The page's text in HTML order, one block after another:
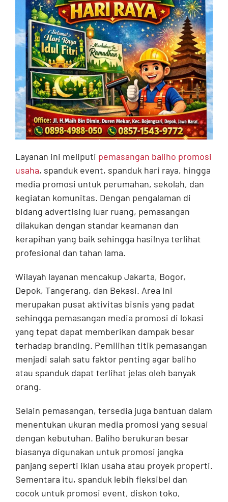
Layanan ini meliputi pemasangan baliho promosi
usaha, spanduk event, spanduk hari raya, hingga
media promosi untuk perumahan, sekolah, dan
kegiatan komunitas. Dengan pengalaman di
bidang advertising luar ruang, pemasangan
dilakukan dengan standar keamanan dan
kerapihan yang baik sehingga hasilnya terlihat
profesional dan tahan lama.
Wilayah layanan mencakup Jakarta, Bogor,
Depok, Tangerang, dan Bekasi. Area ini
merupakan pusat aktivitas bisnis yang padat
sehingga pemasangan media promosi di lokasi
yang tepat dapat memberikan dampak besar
terhadap branding. Pemilihan titik pemasangan
menjadi salah satu faktor penting agar baliho
atau spanduk dapat terlihat jelas oleh banyak
orang.
Selain pemasangan, tersedia juga bantuan dalam
menentukan ukuran media promosi yang sesuai
dengan kebutuhan. Baliho berukuran besar
biasanya digunakan untuk promosi jangka
panjang seperti iklan usaha atau proyek properti.
Sementara itu, spanduk lebih fleksibel dan
cocok untuk promosi event, diskon toko,